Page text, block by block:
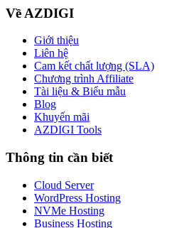
Về AZDIGI
Giới thiệu
Liên hệ
Cam kết chất lượng (SLA)
Chương trình Affiliate
Tài liệu & Biểu mẫu
Blog
Khuyến mãi
AZDIGI Tools
Thông tin cần biết
Cloud Server
WordPress Hosting
NVMe Hosting
Business Hosting